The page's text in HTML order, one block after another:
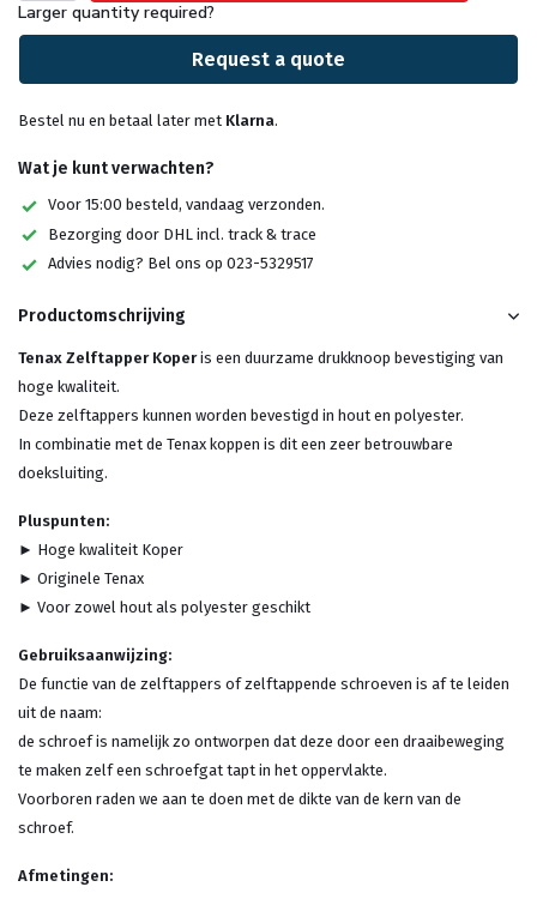
Larger quantity required?
Request a quote
Bestel nu en betaal later met Klarna.
Wat je kunt verwachten?
Voor 15:00 besteld, vandaag verzonden.
Bezorging door DHL incl. track & trace
Advies nodig? Bel ons op 023-5329517
Productomschrijving
Tenax Zelftapper Koperis een duurzame drukknoop bevestiging van
hoge kwaliteit.
Deze zelftappers kunnen worden bevestigd in hout en polyester.
In combinatie met de Tenax koppen is dit een zeer betrouwbare
doeksluiting.
Pluspunten:
► Hoge kwaliteit Koper
► Originele Tenax
► Voor zowel hout als polyester geschikt
Gebruiksaanwijzing:
De functie van de zelftappers of zelftappende schroeven is af te leiden
uit de naam:
de schroef is namelijk zo ontworpen dat deze door een draaibeweging
te maken zelf een schroefgat tapt in het oppervlakte.
Voorboren raden we aan te doen met de dikte van de kern van de
schroef.
Afmetingen: